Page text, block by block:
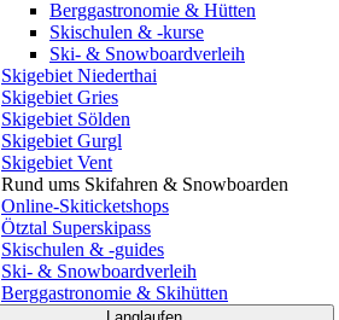
Berggastronomie & Hütten
Skischulen & -kurse
Ski- & Snowboardverleih
Skigebiet Niederthai
Skigebiet Gries
Skigebiet Sölden
Skigebiet Gurgl
Skigebiet Vent
Rund ums Skifahren & Snowboarden
Online-Skiticketshops
Ötztal Superskipass
Skischulen & -guides
Ski- & Snowboardverleih
Berggastronomie & Skihütten